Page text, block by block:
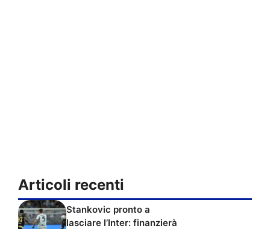
Articoli recenti
Stankovic pronto a
lasciare l’Inter: finanzierà